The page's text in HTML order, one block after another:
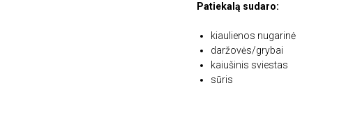
Patiekalą sudaro:
kiaulienos nugarinė
daržovės/grybai
kaiušinis sviestas
sūris